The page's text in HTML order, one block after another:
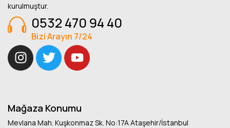
kurulmuştur.
0532 470 94 40
Bizi Arayın 7/24
Mağaza Konumu
Mevlana Mah. Kuşkonmaz Sk. No:17A Ataşehir/İstanbul